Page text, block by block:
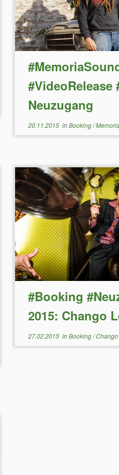
#VideoRelease
Neuzugang
20.11.2015inBooking/
#Booking
2015: Chango
27.02.2015inBooking/